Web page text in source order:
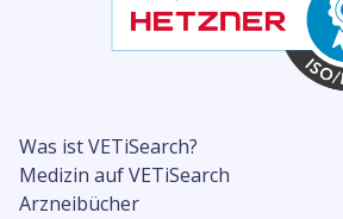
Was ist VETiSearch?
Medizin auf VETiSearch
Arzneibücher